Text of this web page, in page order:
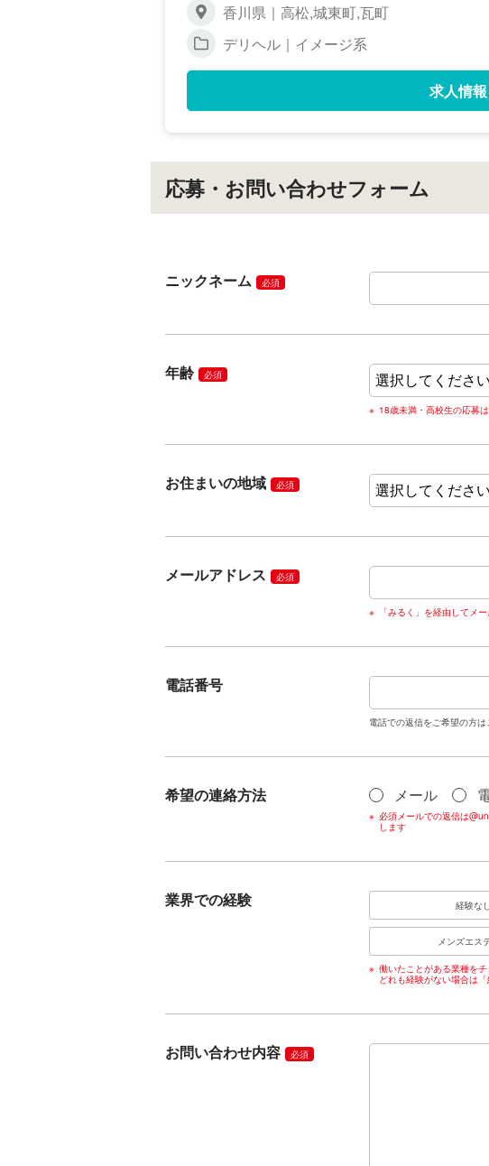
香川県｜高松,城東町,瓦町
デリヘル｜イメージ系
求人情
応募・お問い合わせフォーム
ニックネーム 必須
年齢 必須
18歳未満・高校生の応募
お住まいの地域 必須
メールアドレス 必須
「みるく」を経由してメ
電話番号
電話での返信をご希望の方
希望の連絡方法 メール
必須メールでの返信は
します
業界での経験 経験な
メンズエス
働いたことがある業種をチ
どれも経験がない場合は
お問い合わせ内容 必須